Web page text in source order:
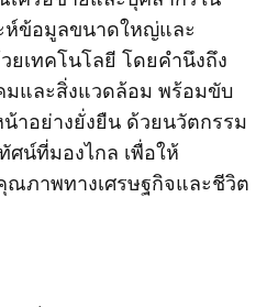
ห์ข้อมูลขนาดใหญ่และ
ยเทคโนโลยี โดยคำนึงถึง
และสิ่งแวดล้อม พร้อมขับ
น้าอย่างยั่งยืน ด้วยนวัตกรรม
น์ที่มองไกล เพื่อให้
ภาพทางเศรษฐกิจและชีวิต